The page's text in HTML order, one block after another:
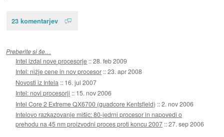
23 komentarjev
Preberite si še…
Intel izdal nove procesorje ::28. feb 2009
Intel: nižje cene in nov procesor ::23. apr 2008
Novosti iz Intela :: 16. jul 2007
Intel: novi procesorji :: 15. nov 2006
Intel Core 2 Extreme QX6700 (quadcore Kentsfield) ::2. nov 2006
Intelovo razkazovanje mišic: 80-jedrni procesor in napovedi o
prehodu na 45 nm proizvodni proces proti koncu 2007 ::27. sep 2006